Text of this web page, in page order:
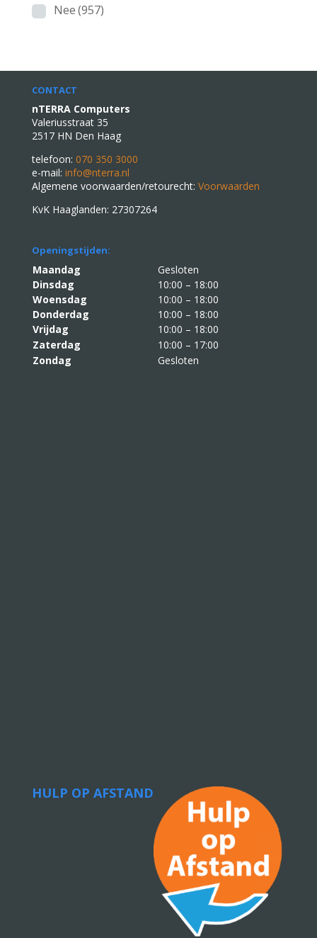
Nee(957)
CONTACT
nTERRA Computers
Valeriusstraat 35
2517 HN Den Haag
telefoon: 070 350 3000
e-mail: info@nterra.nl
Algemene voorwaarden/retourecht: Voorwaarden
KvK Haaglanden: 27307264
Openingstijden:
Maandag
Gesloten
Dinsdag
10:00 – 18:00
Woensdag
10:00 – 18:00
Donderdag
10:00 – 18:00
Vrijdag
10:00 – 18:00
Zaterdag
10:00 – 17:00
Zondag
Gesloten
HULP OP AFSTAND